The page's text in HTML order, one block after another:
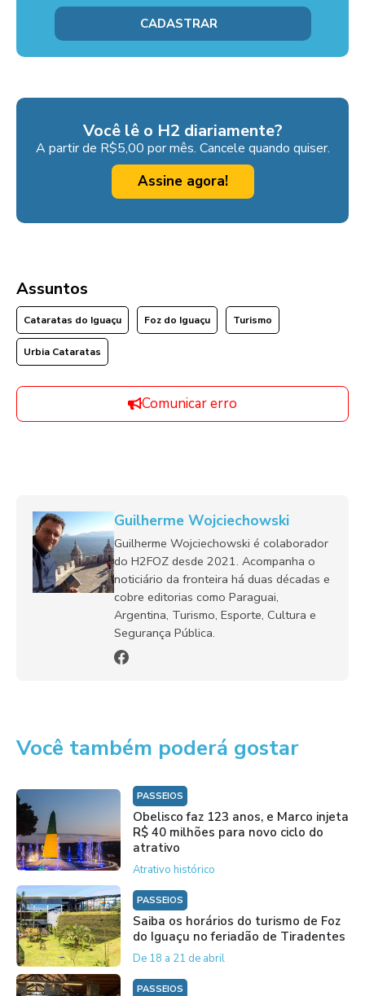
Você lê o H2 diariamente?
A partir de R$5,00 por mês. Cancele quando quiser.
Assine agora!
Assuntos
Cataratas do Iguaçu Foz do Iguaçu Turismo
Urbia Cataratas
Comunicar erro
Guilherme Wojciechowski
Guilherme Wojciechowski é colaborador
do H2FOZ desde 2021. Acompanha o
noticiário da fronteira há duas décadas e
cobre editorias como Paraguai,
Argentina, Turismo, Esporte, Cultura e
Segurança Pública.
Você também poderá gostar
PASSEIOS
Obelisco faz 123 anos, e Marco injeta
R$ 40 milhões para novo ciclo do
atrativo
Atrativo histórico
PASSEIOS
Saiba os horários do turismo de Foz
do Iguaçu no feriadão de Tiradentes
De 18 a 21 de abril
PASSEIOS